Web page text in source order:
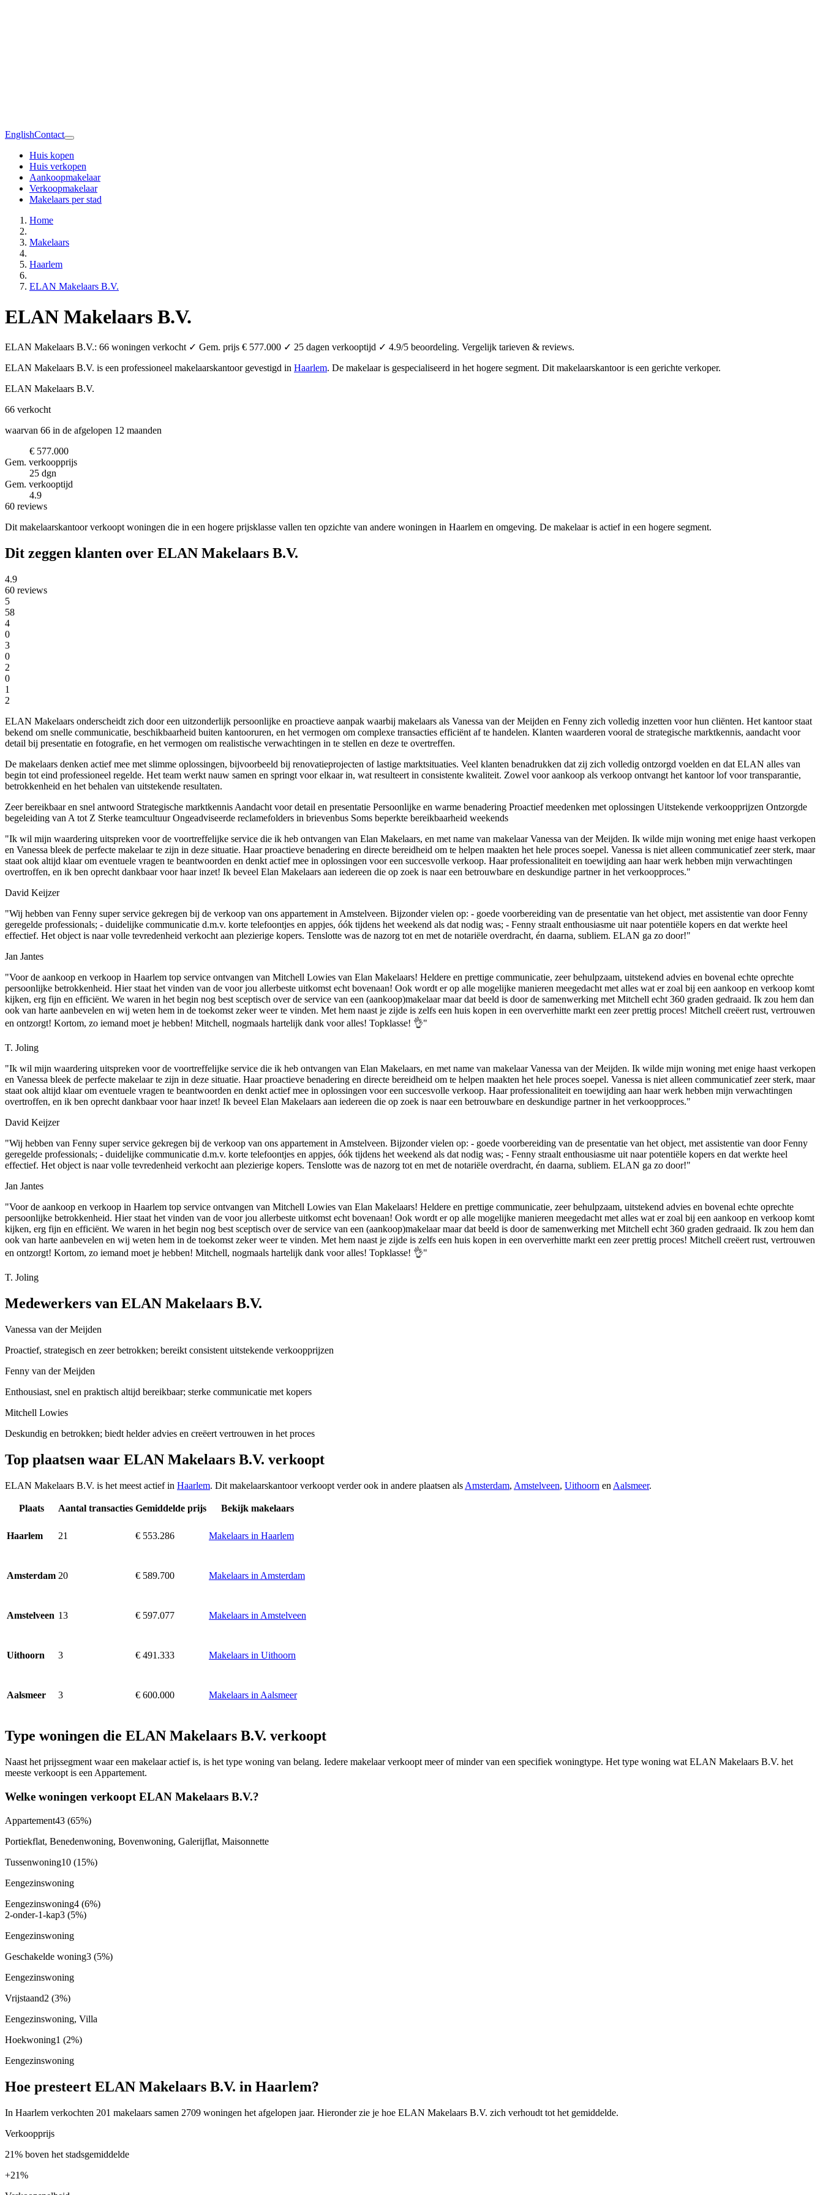
EnglishContact
Huis kopen
Huis verkopen
Aankoopmakelaar
Verkoopmakelaar
Makelaars per stad
Home
Makelaars
Haarlem
ELAN Makelaars B.V.
ELAN Makelaars B.V.
ELAN Makelaars B.V.: 66 woningen verkocht ✓ Gem. prijs € 577.000 ✓ 25 dagen verkooptijd ✓ 4.9/5 beoordeling. Vergelijk tarieven & reviews.
ELAN Makelaars B.V. is een professioneel makelaarskantoor gevestigd in Haarlem. De makelaar is gespecialiseerd in het hogere segment. Dit makelaarskantoor is een gerichte verkoper.
ELAN Makelaars B.V.
66 verkocht
waarvan 66 in de afgelopen 12 maanden
€ 577.000
Gem. verkoopprijs
25 dgn
Gem. verkooptijd
4.9
60 reviews
Dit makelaarskantoor verkoopt woningen die in een hogere prijsklasse vallen ten opzichte van andere woningen in Haarlem en omgeving. De makelaar is actief in een hogere segment.
Dit zeggen klanten over ELAN Makelaars B.V.
4.9
60 reviews
5
58
4
0
3
0
2
0
1
2
ELAN Makelaars onderscheidt zich door een uitzonderlijk persoonlijke en proactieve aanpak waarbij makelaars als Vanessa van der Meijden en Fenny zich volledig inzetten voor hun cliënten. Het kantoor staat
bekend om snelle communicatie, beschikbaarheid buiten kantooruren, en het vermogen om complexe transacties efficiënt af te handelen. Klanten waarderen vooral de strategische marktkennis, aandacht voor
detail bij presentatie en fotografie, en het vermogen om realistische verwachtingen in te stellen en deze te overtreffen.
De makelaars denken actief mee met slimme oplossingen, bijvoorbeeld bij renovatieprojecten of lastige marktsituaties. Veel klanten benadrukken dat zij zich volledig ontzorgd voelden en dat ELAN alles van
begin tot eind professioneel regelde. Het team werkt nauw samen en springt voor elkaar in, wat resulteert in consistente kwaliteit. Zowel voor aankoop als verkoop ontvangt het kantoor lof voor transparantie,
betrokkenheid en het behalen van uitstekende resultaten.
Zeer bereikbaar en snel antwoord Strategische marktkennis Aandacht voor detail en presentatie Persoonlijke en warme benadering Proactief meedenken met oplossingen Uitstekende verkoopprijzen Ontzorgde
begeleiding van A tot Z Sterke teamcultuurOngeadviseerde reclamefolders in brievenbus Soms beperkte bereikbaarheid weekends
"Ik wil mijn waardering uitspreken voor de voortreffelijke service die ik heb ontvangen van Elan Makelaars, en met name van makelaar Vanessa van der Meijden. Ik wilde mijn woning met enige haast verkopen
en Vanessa bleek de perfecte makelaar te zijn in deze situatie. Haar proactieve benadering en directe bereidheid om te helpen maakten het hele proces soepel. Vanessa is niet alleen communicatief zeer sterk, maar
staat ook altijd klaar om eventuele vragen te beantwoorden en denkt actief mee in oplossingen voor een succesvolle verkoop. Haar professionaliteit en toewijding aan haar werk hebben mijn verwachtingen
overtroffen, en ik ben oprecht dankbaar voor haar inzet! Ik beveel Elan Makelaars aan iedereen die op zoek is naar een betrouwbare en deskundige partner in het verkoopproces."
David Keijzer
"Wij hebben van Fenny super service gekregen bij de verkoop van ons appartement in Amstelveen. Bijzonder vielen op: - goede voorbereiding van de presentatie van het object, met assistentie van door Fenny
geregelde professionals; - duidelijke communicatie d.m.v. korte telefoontjes en appjes, óók tijdens het weekend als dat nodig was; - Fenny straalt enthousiasme uit naar potentiële kopers en dat werkte heel
effectief. Het object is naar volle tevredenheid verkocht aan plezierige kopers. Tenslotte was de nazorg tot en met de notariële overdracht, én daarna, subliem. ELAN ga zo door!"
Jan Jantes
"Voor de aankoop en verkoop in Haarlem top service ontvangen van Mitchell Lowies van Elan Makelaars! Heldere en prettige communicatie, zeer behulpzaam, uitstekend advies en bovenal echte oprechte
persoonlijke betrokkenheid. Hier staat het vinden van de voor jou allerbeste uitkomst echt bovenaan! Ook wordt er op alle mogelijke manieren meegedacht met alles wat er zoal bij een aankoop en verkoop komt
kijken, erg fijn en efficiënt. We waren in het begin nog best sceptisch over de service van een (aankoop)makelaar maar dat beeld is door de samenwerking met Mitchell echt 360 graden gedraaid. Ik zou hem dan
ook van harte aanbevelen en wij weten hem in de toekomst zeker weer te vinden. Met hem naast je zijde is zelfs een huis kopen in een oververhitte markt een zeer prettig proces! Mitchell creëert rust, vertrouwen
en ontzorgt! Kortom, zo iemand moet je hebben! Mitchell, nogmaals hartelijk dank voor alles! Topklasse! 👌"
T. Joling
"Ik wil mijn waardering uitspreken voor de voortreffelijke service die ik heb ontvangen van Elan Makelaars, en met name van makelaar Vanessa van der Meijden. Ik wilde mijn woning met enige haast verkopen
en Vanessa bleek de perfecte makelaar te zijn in deze situatie. Haar proactieve benadering en directe bereidheid om te helpen maakten het hele proces soepel. Vanessa is niet alleen communicatief zeer sterk, maar
staat ook altijd klaar om eventuele vragen te beantwoorden en denkt actief mee in oplossingen voor een succesvolle verkoop. Haar professionaliteit en toewijding aan haar werk hebben mijn verwachtingen
overtroffen, en ik ben oprecht dankbaar voor haar inzet! Ik beveel Elan Makelaars aan iedereen die op zoek is naar een betrouwbare en deskundige partner in het verkoopproces."
David Keijzer
"Wij hebben van Fenny super service gekregen bij de verkoop van ons appartement in Amstelveen. Bijzonder vielen op: - goede voorbereiding van de presentatie van het object, met assistentie van door Fenny
geregelde professionals; - duidelijke communicatie d.m.v. korte telefoontjes en appjes, óók tijdens het weekend als dat nodig was; - Fenny straalt enthousiasme uit naar potentiële kopers en dat werkte heel
effectief. Het object is naar volle tevredenheid verkocht aan plezierige kopers. Tenslotte was de nazorg tot en met de notariële overdracht, én daarna, subliem. ELAN ga zo door!"
Jan Jantes
"Voor de aankoop en verkoop in Haarlem top service ontvangen van Mitchell Lowies van Elan Makelaars! Heldere en prettige communicatie, zeer behulpzaam, uitstekend advies en bovenal echte oprechte
persoonlijke betrokkenheid. Hier staat het vinden van de voor jou allerbeste uitkomst echt bovenaan! Ook wordt er op alle mogelijke manieren meegedacht met alles wat er zoal bij een aankoop en verkoop komt
kijken, erg fijn en efficiënt. We waren in het begin nog best sceptisch over de service van een (aankoop)makelaar maar dat beeld is door de samenwerking met Mitchell echt 360 graden gedraaid. Ik zou hem dan
ook van harte aanbevelen en wij weten hem in de toekomst zeker weer te vinden. Met hem naast je zijde is zelfs een huis kopen in een oververhitte markt een zeer prettig proces! Mitchell creëert rust, vertrouwen
en ontzorgt! Kortom, zo iemand moet je hebben! Mitchell, nogmaals hartelijk dank voor alles! Topklasse! 👌"
T. Joling
Medewerkers van ELAN Makelaars B.V.
Vanessa van der Meijden
Proactief, strategisch en zeer betrokken; bereikt consistent uitstekende verkoopprijzen
Fenny van der Meijden
Enthousiast, snel en praktisch altijd bereikbaar; sterke communicatie met kopers
Mitchell Lowies
Deskundig en betrokken; biedt helder advies en creëert vertrouwen in het proces
Top plaatsen waar ELAN Makelaars B.V. verkoopt
ELAN Makelaars B.V. is het meest actief in Haarlem. Dit makelaarskantoor verkoopt verder ook in andere plaatsen als Amsterdam, Amstelveen, Uithoorn en Aalsmeer.
Plaats Aantal transacties Gemiddelde prijs Bekijk makelaars
Haarlem 21 € 553.286 Makelaars in Haarlem
Amsterdam 20 € 589.700 Makelaars in Amsterdam
Amstelveen 13 € 597.077 Makelaars in Amstelveen
Uithoorn 3 € 491.333 Makelaars in Uithoorn
Aalsmeer 3 € 600.000 Makelaars in Aalsmeer
Type woningen die ELAN Makelaars B.V. verkoopt
Naast het prijssegment waar een makelaar actief is, is het type woning van belang. Iedere makelaar verkoopt meer of minder van een specifiek woningtype. Het type woning wat ELAN Makelaars B.V. het
meeste verkoopt is een Appartement.
Welke woningen verkoopt ELAN Makelaars B.V.?
Appartement43 (65%)
Portiekflat, Benedenwoning, Bovenwoning, Galerijflat, Maisonnette
Tussenwoning10 (15%)
Eengezinswoning
Eengezinswoning4 (6%)
2-onder-1-kap3 (5%)
Eengezinswoning
Geschakelde woning3 (5%)
Eengezinswoning
Vrijstaand2 (3%)
Eengezinswoning, Villa
Hoekwoning1 (2%)
Eengezinswoning
Hoe presteert ELAN Makelaars B.V. in Haarlem?
In Haarlem verkochten 201 makelaars samen 2709 woningen het afgelopen jaar. Hieronder zie je hoe ELAN Makelaars B.V. zich verhoudt tot het gemiddelde.
Verkoopprijs
21% boven het stadsgemiddelde
+21%